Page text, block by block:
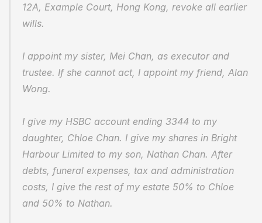
12A, Example Court, Hong Kong, revoke all earlier
wills.
I appoint my sister, Mei Chan, as executor and
trustee. If she cannot act, I appoint my friend, Alan
Wong.
I give my HSBC account ending 3344 to my
daughter, Chloe Chan. I give my shares in Bright
Harbour Limited to my son, Nathan Chan. After
debts, funeral expenses, tax and administration
costs, I give the rest of my estate 50% to Chloe
and 50% to Nathan.